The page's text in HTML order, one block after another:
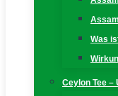
Was
Ceylon Tee –